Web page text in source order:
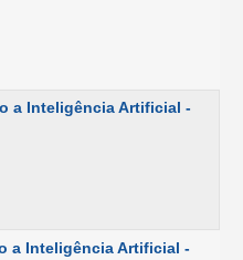
a Inteligência Artificial -
a Inteligência Artificial -